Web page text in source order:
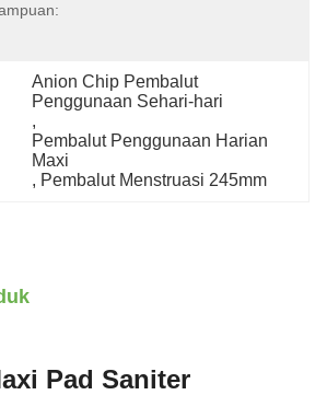
Anion Chip Pembalut
Penggunaan Sehari-hari
,
Pembalut Penggunaan Harian
Maxi
, Pembalut Menstruasi 245mm
Pad Saniter